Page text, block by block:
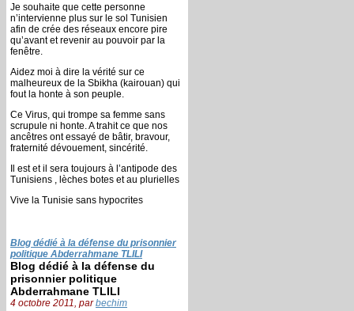
Je souhaite que cette personne
n’intervienne plus sur le sol Tunisien
afin de crée des réseaux encore pire
qu’avant et revenir au pouvoir par la
fenêtre.
Aidez moi à dire la vérité sur ce
malheureux de la Sbikha (kairouan) qui
fout la honte à son peuple.
Ce Virus, qui trompe sa femme sans
scrupule ni honte. A trahit ce que nos
ancêtres ont essayé de bâtir, bravour,
fraternité dévouement, sincérité.
Il est et il sera toujours à l’antipode des
Tunisiens , lèches botes et au plurielles
Vive la Tunisie sans hypocrites
Blog dédié à la défense du prisonnier
politique Abderrahmane TLILI
Blog dédié à la défense du
prisonnier politique
Abderrahmane TLILI
4 octobre 2011, parbechim